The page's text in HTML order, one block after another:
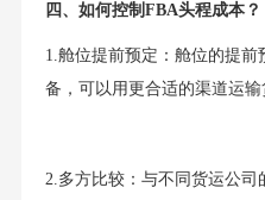
四、如何控制FBA头程成本？
1.舱位提前预定：舱位的提
备，可以用更合适的渠道运输
2.多方比较：与不同货运公